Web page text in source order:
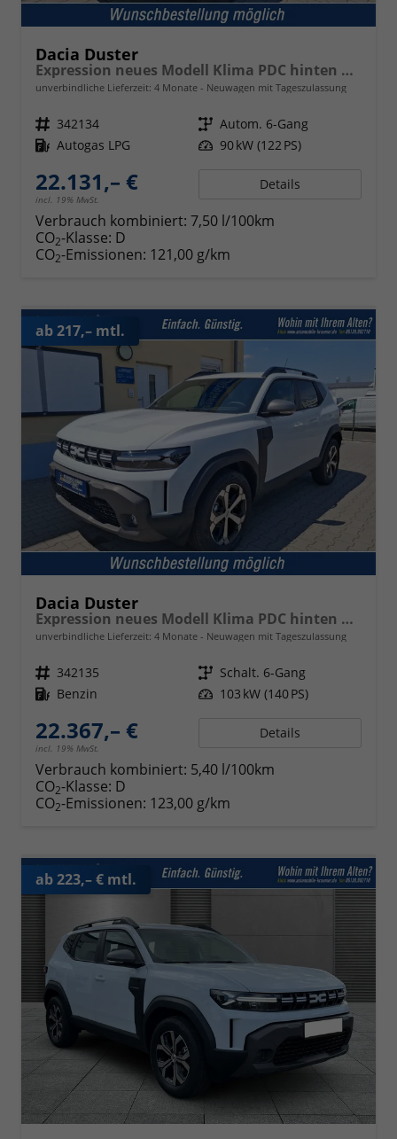
Dacia Duster
Expression neues Modell Klima PDC hinten Kamera Tempomat 17 Zoll Leichtmetallf.
unverbindliche Lieferzeit: 4 Monate Neuwagen mit Tageszulassung
Fahrzeugnr. 342134 Getriebe Autom. 6-Gang
Kraftstoff Autogas LPG Leistung 90 kW (122 PS)
22.131,– €
incl. 19% MwSt.
Details
Verbrauch kombiniert: 7,50 l/100km
CO2-Klasse: D
CO2-Emissionen: 121,00 g/km
ab 217,– mtl.
Dacia Duster
Expression neues Modell Klima PDC hinten Kamera Tempomat 17 Zoll Leichtmetallf.
unverbindliche Lieferzeit: 4 Monate Neuwagen mit Tageszulassung
Fahrzeugnr. 342135 Getriebe Schalt. 6-Gang
Kraftstoff Benzin Leistung 103 kW (140 PS)
22.367,– €
incl. 19% MwSt.
Details
Verbrauch kombiniert: 5,40 l/100km
CO2-Klasse: D
CO2-Emissionen: 123,00 g/km
ab 223,– € mtl.